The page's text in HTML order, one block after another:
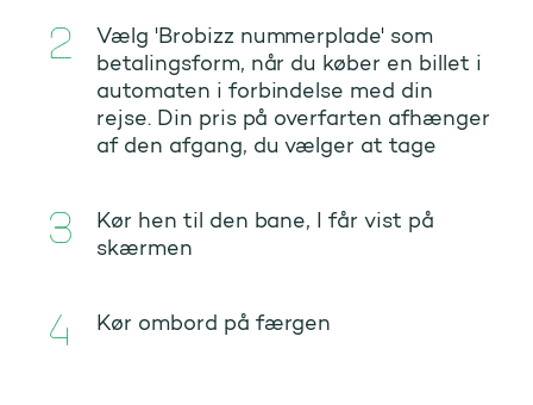
Vælg 'Brobizz nummerplade' som
betalingsform, når du køber en billet i
automaten i forbindelse med din
rejse. Din pris på overfarten afhænger
af den afgang, du vælger at tage
Kør hen til den bane, I får vist på
skærmen
Kør ombord på færgen